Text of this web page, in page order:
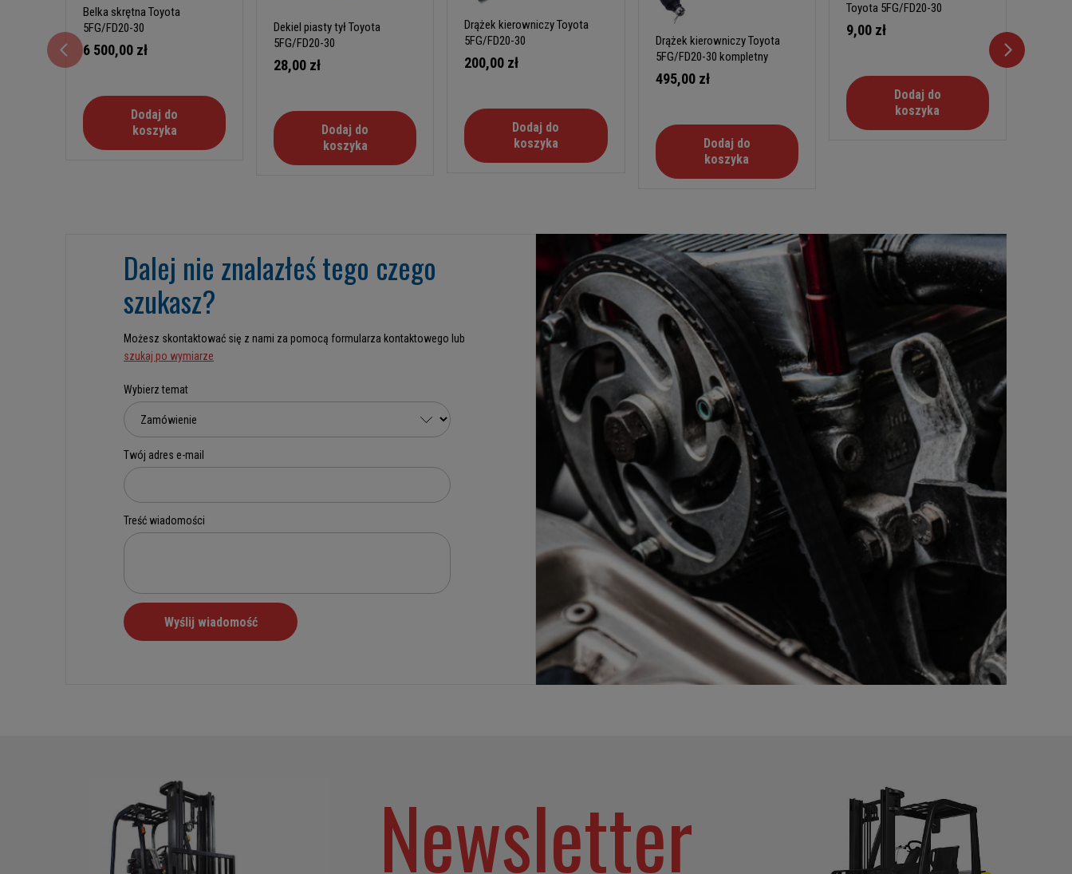
Belka skrętna Toyota
5FG/FD20-30
6 500,00 zł
Dodaj do
koszyka
Dekiel piasty tył Toyota
5FG/FD20-30
28,00 zł
Dodaj do
koszyka
Drążek kierowniczy Toyota
5FG/FD20-30
200,00 zł
Dodaj do
koszyka
Drążek kierowniczy Toyota
5FG/FD20-30 kompletny
495,00 zł
Dodaj do
koszyka
Toyota 5FG/FD20-30
9,00 zł
Dodaj do
koszyka
Dalej nie znalazłeś tego czego
szukasz?
Możesz skontaktować się z nami za pomocą formularza kontaktowego lub
szukaj po wymiarze
Newsletter